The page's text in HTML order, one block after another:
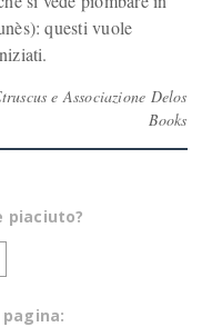
questi vuole
e Associazione Delos
Books
piaciuto?